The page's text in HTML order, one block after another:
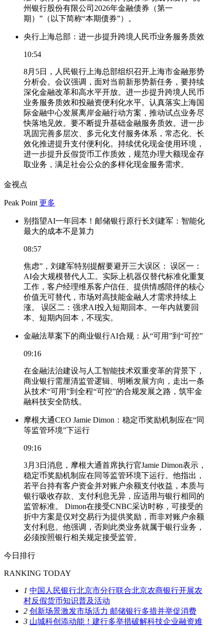
州银行股份有限公司2026年金融债券（第一
期）”（以下简称“本期债券”）。
央行上海总部：进一步提升跨境人民币业务服务质效
10:54
8月5日，人民银行上海总部组织召开上海市金融形势
分析会。会议强调，面对当前新形势新任务，要持续
深化金融改革和高水平开放。进一步提升跨境人民币
业务服务质效和投融资便利化水平。认真落实上海国
际金融中心发展离岸金融行动方案，推动试点业务尽
快落地见效。要不断提升基础金融服务质效。进一步
巩固完善多层次、多元化支付服务体系，常态化、长
效化推进提升支付便利化。持续优化现金使用环境，
进一步提升反假货币工作质效，规范办理大额现金存
取业务，满足社会公众的多样化现金服务需求。
金视点
Peak Point 更多
别指望AI一年回本！邮储银行原行长刘建军：智能化
最大的成本不是算力
08:57
焦虑”，刘建军特别提醒要避开三大误区： 误区一：
AI会大规模替代人工。实际上机器仅替代标准化重复
工作，客户经理维系客户信任、提供情感陪伴的核心
价值无可替代，市场对高技能金融人才需求持续上
涨。 误区二：强求AI投入短期回本。一年内就要回
本、短期内回本，不现实。
金融法草案下的商业银行AI合规：从“可用”到“可控”
09:16
在金融法治建设与人工智能技术双重变革的背景下，
商业银行需厘清监管逻辑、明晰发展方向，走出一条
从技术“可用”到全程“可控”的合规发展之路，筑牢金
融科技安全防线。
摩根大通CEO Jamie Dimon：稳定币奖励机制应在“同
等监管环境”下运行
09:16
3月3日消息，摩根大通首席执行官Jamie Dimon表示，
稳定币奖励机制应在同等监管环境下运行。他指出，
若平台持有客户资金并对账户余额支付收益，本质与
银行吸收存款、支付利息无异，应适用与银行相同的
监管标准。 Dimon在接受CNBC采访时称，可接受的
折中方案是仅对交易行为提供奖励，而非对账户余额
支付利息。他强调，否则此类业务就属于银行业务，
必须按照银行相关规定接受监管。
今日排行
RANKING TODAY
1 中国人民银行北京市分行联合北京农商银行开展农
村反假货币知识普及活动
2 创新场景激发市场活力 邮储银行多措并举促消费
3 山城科创添动能！建行多举措破解科技企业融资难